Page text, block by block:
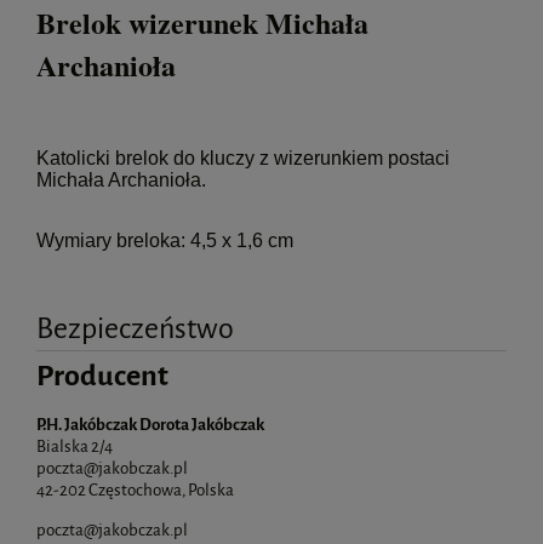
Brelok wizerunek Michała
Archanioła
Katolicki brelok do kluczy z wizerunkiem postaci
Michała Archanioła.
Wymiary breloka: 4,5 x 1,6 cm
Bezpieczeństwo
Producent
P.H. Jakóbczak Dorota Jakóbczak
Bialska 2/4
poczta@jakobczak.pl
42-202 Częstochowa, Polska
poczta@jakobczak.pl